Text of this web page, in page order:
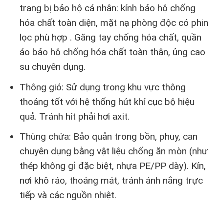
trang bị bảo hộ cá nhân: kính bảo hộ chống
hóa chất toàn diện, mặt nạ phòng độc có phin
lọc phù hợp . Găng tay chống hóa chất, quần
áo bảo hộ chống hóa chất toàn thân, ủng cao
su chuyên dụng.
Thông gió: Sử dụng trong khu vực thông
thoáng tốt với hệ thống hút khí cục bộ hiệu
quả. Tránh hít phải hơi axit.
Thùng chứa: Bảo quản trong bồn, phuy, can
chuyên dụng bằng vật liệu chống ăn mòn (như
thép không gỉ đặc biệt, nhựa PE/PP dày). Kín,
nơi khô ráo, thoáng mát, tránh ánh nắng trực
tiếp và các nguồn nhiệt.